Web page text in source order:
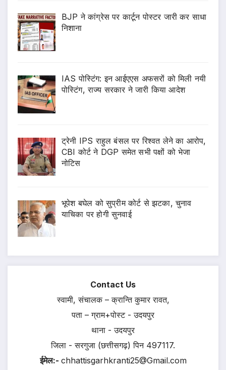
BJP ने कांग्रेस पर कार्टून पोस्टर जारी कर साधा
निशाना
IAS पोस्टिंग: इन आईएएस अफसरों को मिली नयी
पोस्टिंग, राज्य सरकार ने जारी किया आदेश
ट्रेनी IPS राहुल बंसल पर रिश्वत लेने का आरोप,
CBI कोर्ट ने DGP समेत सभी पक्षों को भेजा
नोटिस
भूपेश बघेल को सुप्रीम कोर्ट से झटका, चुनाव
याचिका पर होगी सुनवाई
Contact Us
स्वामी, संचालक – क्रान्ति कुमार रावत,
पता – ग्राम+पोस्ट - उदयपुर
थाना - उदयपुर
जिला - सरगुजा (छत्तीसगढ़) पिन 497117.
ईमेल:- chhattisgarhkranti25@Gmail.com